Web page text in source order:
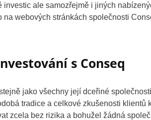
investic ale samozřejmě i jiných
na webových stránkách společnosti
s Conseq
jako všechny její dceřiné
tradice a celkové zkušenosti
zcela bez rizika a bohužel žádná